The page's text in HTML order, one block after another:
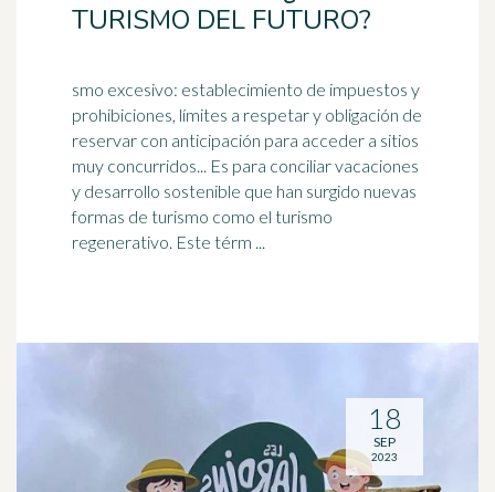
TURISMO DEL FUTURO?
smo excesivo: establecimiento de impuestos y
prohibiciones, límites a respetar y obligación de
reservar con anticipación para acceder a sitios
muy concurridos... Es para conciliar vacaciones
y desarrollo sostenible que han surgido nuevas
formas de turismo como el turismo
regenerativo. Este térm ...
18
SEP
2023